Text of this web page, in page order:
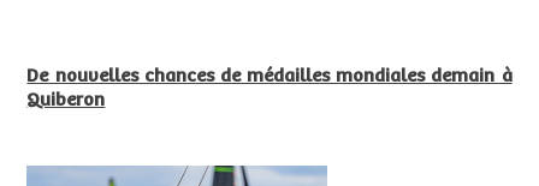
De nouvelles chances de médailles mondiales demain à
Quiberon